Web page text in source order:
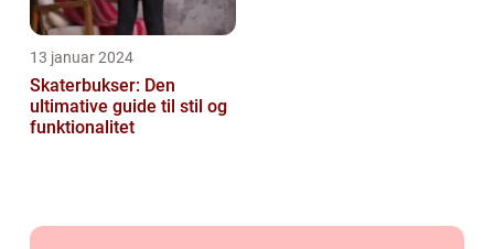
13 januar 2024
Skaterbukser: Den
ultimative guide til stil og
funktionalitet